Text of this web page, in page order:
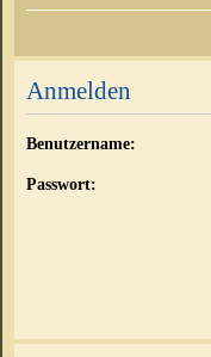
Anmelden
Benutzername:
Passwort: